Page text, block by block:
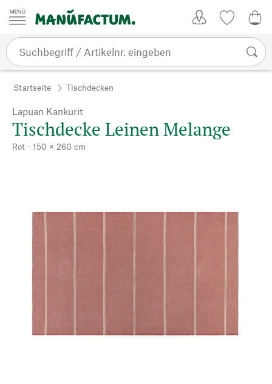
Zum Inhalt springen
Startseite Tischdecken
Lapuan Kankurit
Tischdecke Leinen Melange
Rot - 150 × 260 cm